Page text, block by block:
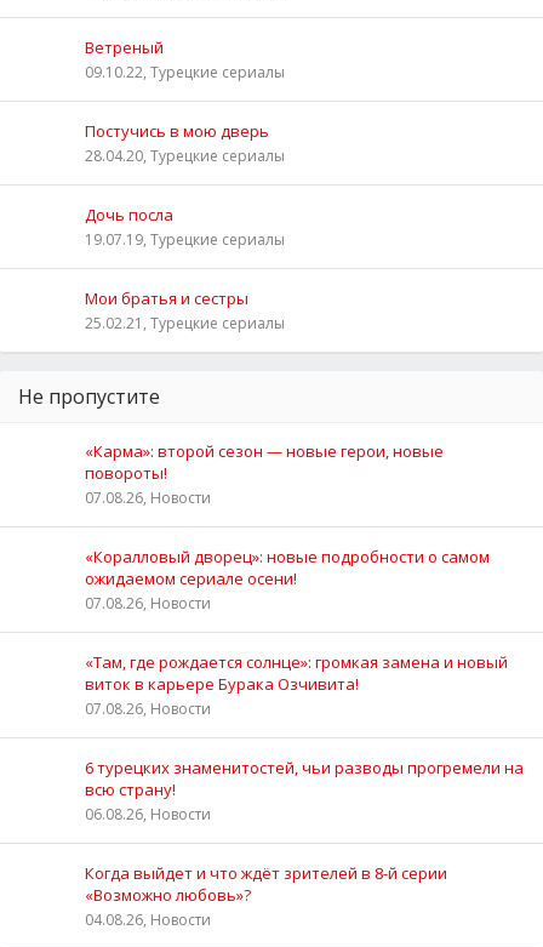
Ветреный
09.10.22, Турецкие сериалы
Постучись в мою дверь
28.04.20, Турецкие сериалы
Дочь посла
19.07.19, Турецкие сериалы
Мои братья и сестры
25.02.21, Турецкие сериалы
Не пропустите
«Карма»: второй сезон — новые герои, новые
повороты!
07.08.26, Новости
«Коралловый дворец»: новые подробности о самом
ожидаемом сериале осени!
07.08.26, Новости
«Там, где рождается солнце»: громкая замена и новый
виток в карьере Бурака Озчивита!
07.08.26, Новости
6 турецких знаменитостей, чьи разводы прогремели на
всю страну!
06.08.26, Новости
Когда выйдет и что ждёт зрителей в 8-й серии
«Возможно любовь»?
04.08.26, Новости